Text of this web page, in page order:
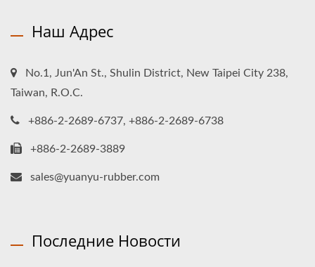
Наш Адрес
No.1, Jun'An St., Shulin District, New Taipei City 238,
Taiwan, R.O.C.
+886-2-2689-6737, +886-2-2689-6738
+886-2-2689-3889
sales@yuanyu-rubber.com
Последние Новости